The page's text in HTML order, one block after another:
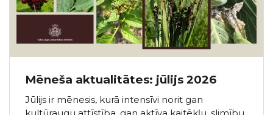
Mēneša aktualitātes: jūlijs 2026
Jūlijs ir mēnesis, kurā intensīvi norit gan